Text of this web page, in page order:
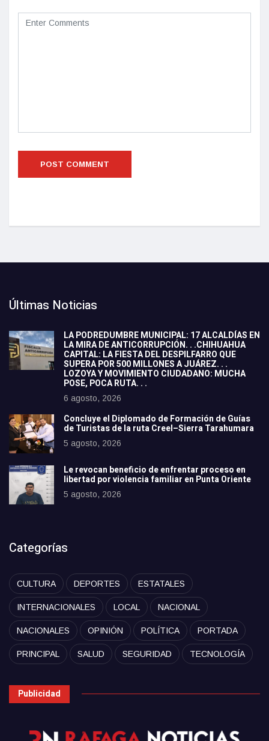
Últimas Noticias
LA PODREDUMBRE MUNICIPAL: 17 ALCALDÍAS EN
LA MIRA DE ANTICORRUPCIÓN. . .CHIHUAHUA
CAPITAL: LA FIESTA DEL DESPILFARRO QUE
SUPERA POR 500 MILLONES A JUÁREZ. . .
LOZOYA Y MOVIMIENTO CIUDADANO: MUCHA
POSE, POCA RUTA. . .
6 agosto, 2026
Concluye el Diplomado de Formación de Guías
de Turistas de la ruta Creel–Sierra Tarahumara
5 agosto, 2026
Le revocan beneficio de enfrentar proceso en
libertad por violencia familiar en Punta Oriente
5 agosto, 2026
Categorías
CULTURA DEPORTES ESTATALES
INTERNACIONALES LOCAL NACIONAL
NACIONALES OPINIÓN POLÍTICA PORTADA
PRINCIPAL SALUD SEGURIDAD TECNOLOGÍA
Publicidad